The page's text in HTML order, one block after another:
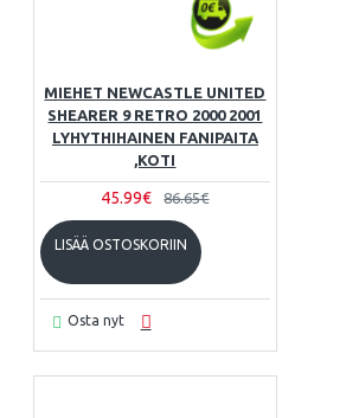
MIEHET NEWCASTLE UNITED
SHEARER 9 RETRO 2000 2001
LYHYTHIHAINEN FANIPAITA
,KOTI
45.99€ 86.65€
LISÄÄ OSTOSKORIIN
Osta nyt